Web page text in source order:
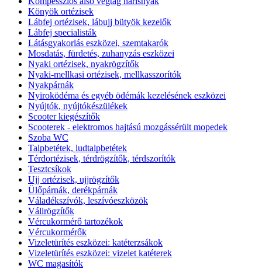
Könyök ortézisek
Lábfej ortézisek, lábujj bütyök kezelők
Lábfej specialisták
Látásgyakorlás eszközei, szemtakarók
Mosdatás, fürdetés, zuhanyzás eszközei
Nyaki ortézisek, nyakrögzítők
Nyaki-mellkasi ortézisek, mellkasszorítók
Nyakpárnák
Nyiroködéma és egyéb ödémák kezelésének eszközei
Nyújtók, nyújtókészülékek
Scooter kiegészítők
Scooterek - elektromos hajtású mozgássérült mopedek
Szoba WC
Talpbetétek, ludtalpbetétek
Térdortézisek, térdrögzítők, térdszorítók
Tesztcsíkok
Ujj ortézisek, ujjrögzítők
Ülőpárnák, derékpárnák
Váladékszívók, leszívóeszközök
Vállrögzítők
Vércukormérő tartozékok
Vércukormérők
Vizeletürítés eszközei: katéterzsákok
Vizeletürítés eszközei: vizelet katéterek
WC magasítók